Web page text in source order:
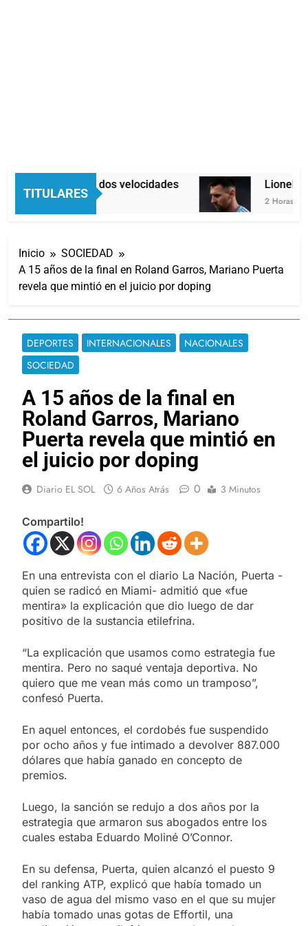
TITULARES
Economía en dos velocidades
2 Horas Atrás
Lionel
2 Horas Atrás
Inicio
SOCIEDAD
A 15 años de la final en Roland Garros, Mariano Puerta
revela que mintió en el juicio por doping
DEPORTES INTERNACIONALES
NACIONALES
SOCIEDAD
A 15 años de la final en
Roland Garros, Mariano
Puerta revela que mintió en
el juicio por doping
Diario EL SOL 6 Años Atrás 0 3 Minutos
Compartilo!
En una entrevista con el diario La Nación, Puerta -
quien se radicó en Miami- admitió que «fue
mentira» la explicación que dio luego de dar
positivo de la sustancia etilefrina.
“La explicación que usamos como estrategia fue
mentira. Pero no saqué ventaja deportiva. No
quiero que me vean más como un tramposo”,
confesó Puerta.
En aquel entonces, el cordobés fue suspendido
por ocho años y fue intimado a devolver 887.000
dólares que había ganado en concepto de
premios.
Luego, la sanción se redujo a dos años por la
estrategia que armaron sus abogados entre los
cuales estaba Eduardo Moliné O’Connor.
En su defensa, Puerta, quien alcanzó el puesto 9
del ranking ATP, explicó que había tomado un
vaso de agua del mismo vaso en el que su mujer
había tomado unas gotas de Effortil, una